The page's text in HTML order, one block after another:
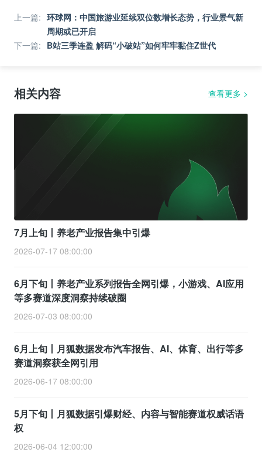
上一篇: 环球网：中国旅游业延续双位数增长态势，行业景气新
周期或已开启
下一篇: B站三季连盈 解码“小破站”如何牢牢黏住Z世代
相关内容 查看更多 >
7月上旬丨养老产业报告集中引爆
2026-07-17 08:00:00
6月下旬丨养老产业系列报告全网引爆，小游戏、AI应用
等多赛道深度洞察持续破圈
2026-07-03 08:00:00
6月上旬丨月狐数据发布汽车报告、AI、体育、出行等多
赛道洞察获全网引用
2026-06-17 08:00:00
5月下旬丨月狐数据引爆财经、内容与智能赛道权威话语
权
2026-06-04 12:00:00